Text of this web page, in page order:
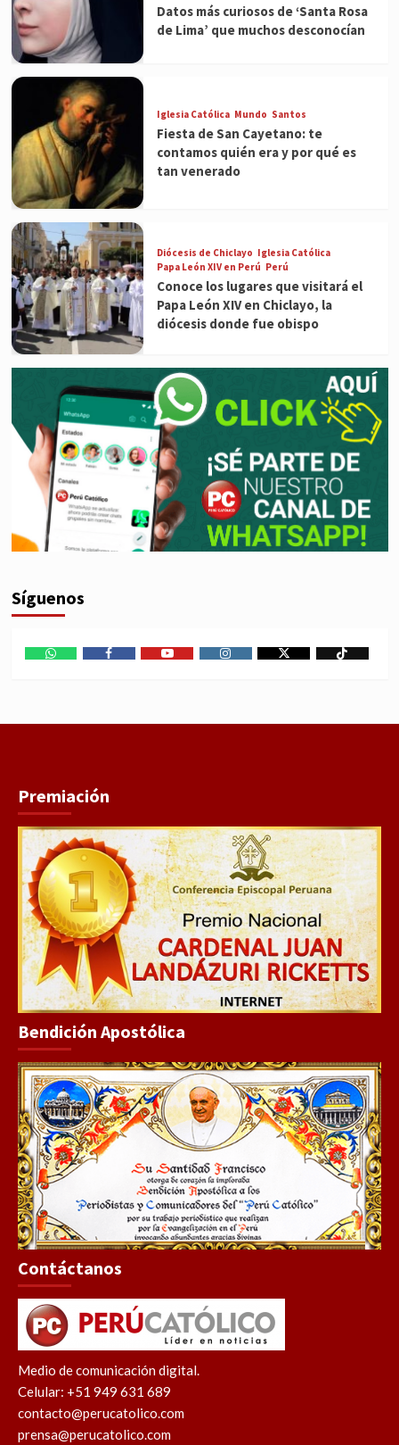
Datos más curiosos de ‘Santa Rosa
de Lima’ que muchos desconocían
Iglesia Católica Mundo Santos
Fiesta de San Cayetano: te
contamos quién era y por qué es
tan venerado
Diócesis de Chiclayo Iglesia Católica
Papa León XIV en Perú Perú
Conoce los lugares que visitará el
Papa León XIV en Chiclayo, la
diócesis donde fue obispo
Síguenos
Premiación
Bendición Apostólica
Contáctanos
Medio de comunicación digital.
Celular: +51 949 631 689
contacto@perucatolico.com
prensa@perucatolico.com